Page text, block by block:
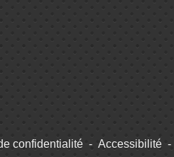
confidentialité - Accessibilité -